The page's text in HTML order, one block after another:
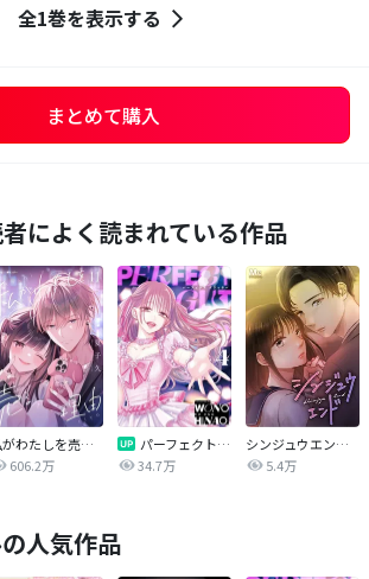
全1巻を表示する
まとめて購入
によく読まれている作品
私がわたしを売る理由
606.2万
パーフェクトグリッター
34.7万
シンジュウエンド【タテヨミ】
5.4万
人気作品